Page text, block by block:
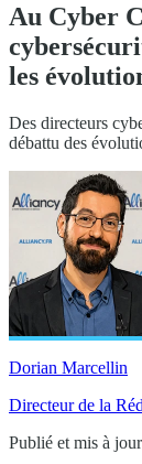
Au Cyber
les
Des directeurs
débattu des
Dorian Marcellin
Directeur de la
Publié et mis à